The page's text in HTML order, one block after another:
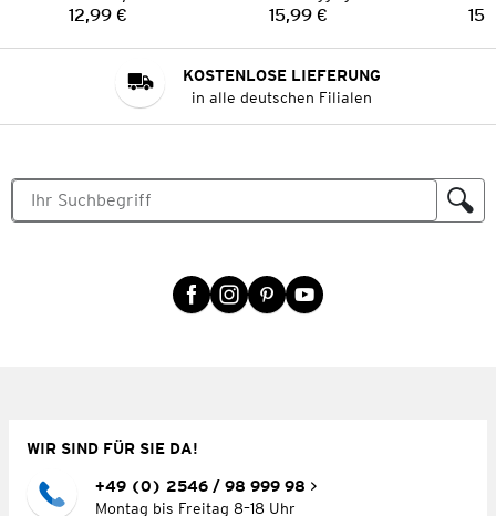
Preis:
12,99 € Preis:
15,99 €
KOSTENLOSE LIEFERUNG
in alle deutschen Filialen
WIR SIND FÜR SIE DA!
+49 (0) 2546 / 98 999 98
Montag bis Freitag 8–18 Uhr